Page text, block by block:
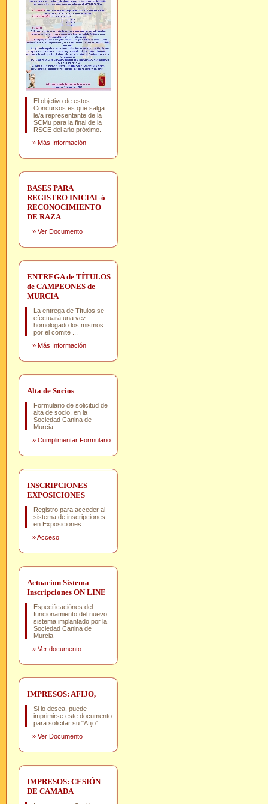
El objetivo de estos
Concursos es que salga
le/a representante de la
SCMu para la final de la
RSCE del año próximo.
» Más Información
BASES PARA
REGISTRO INICIAL ó
RECONOCIMIENTO
DE RAZA
» Ver Documento
ENTREGA de TÍTULOS
de CAMPEONES de
MURCIA
La entrega de Títulos se
efectuará una vez
homologado los mismos
por el comite ...
» Más Información
Alta de Socios
Formulario de solicitud de
alta de socio, en la
Sociedad Canina de
Murcia.
» Cumplimentar Formulario
INSCRIPCIONES
EXPOSICIONES
Registro para acceder al
sistema de inscripciones
en Exposiciones
»Acceso
Actuacion Sistema
Inscripciones ON LINE
Especificaciónes del
funcionamiento del nuevo
sistema implantado por la
Sociedad Canina de
Murcia
» Ver documento
IMPRESOS: AFIJO,
Si lo desea, puede
imprimirse este documento
para solicitar su "Afijo".
» Ver Documento
IMPRESOS: CESIÓN
DE CAMADA